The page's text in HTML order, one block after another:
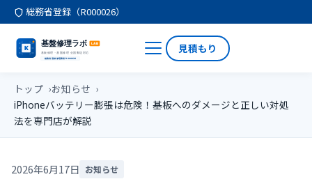
総務省登録（R000026）
見積もり
トップ
お知らせ
iPhoneバッテリー膨張は危険！基板へのダメージと正しい対処
法を専門店が解説
2026年6月17日 お知らせ